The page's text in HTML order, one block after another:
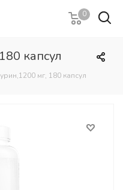
0
капсул
мг, 180 капсул